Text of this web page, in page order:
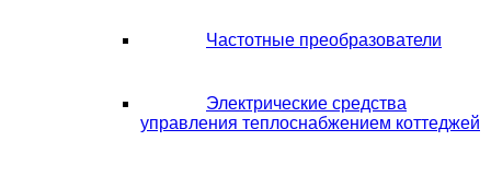
Частотные преобразователи
Электрические средства
управления теплоснабжением коттеджей